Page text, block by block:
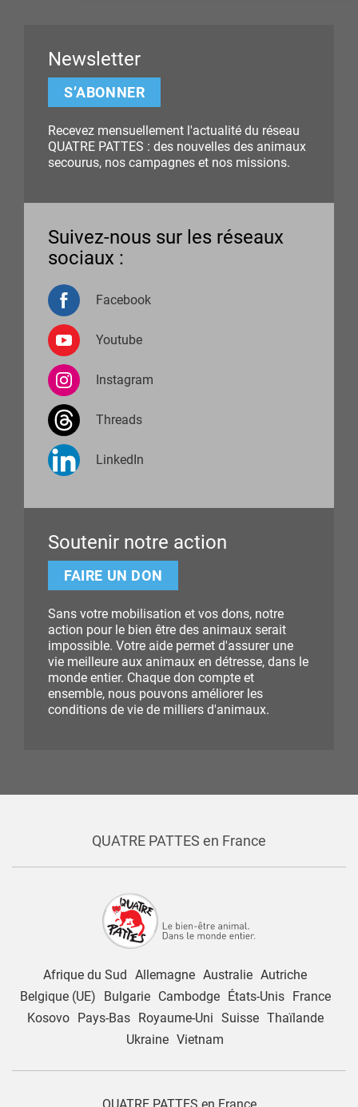
Newsletter
S’ABONNER
Recevez mensuellement l'actualité du réseau
QUATRE PATTES : des nouvelles des animaux
secourus, nos campagnes et nos missions.
Suivez-nous sur les réseaux
sociaux :
Facebook
Youtube
Instagram
Threads
LinkedIn
Soutenir notre action
FAIRE UN DON
Sans votre mobilisation et vos dons, notre
action pour le bien être des animaux serait
impossible. Votre aide permet d'assurer une
vie meilleure aux animaux en détresse, dans le
monde entier. Chaque don compte et
ensemble, nous pouvons améliorer les
conditions de vie de milliers d'animaux.
QUATRE PATTES en France
Afrique du Sud Allemagne Australie Autriche
Belgique (UE)
Bulgarie Cambodge États-Unis
France
Kosovo
Pays-Bas Royaume-Uni Suisse Thaïlande
Ukraine Vietnam